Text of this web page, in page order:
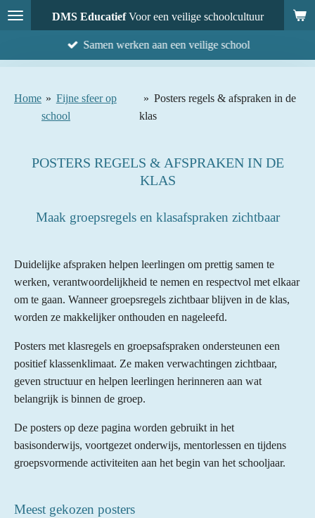
Ga
direct
DMS EducatiefVoor een veilige schoolcultuur
Samen werken aan een veilige school
Home » Fijne sfeer op
school
» Posters regels & afspraken in de
klas
POSTERS REGELS & AFSPRAKEN IN DE
KLAS
Maak groepsregels en klasafspraken zichtbaar
Duidelijke afspraken helpen leerlingen om prettig samen te
werken, verantwoordelijkheid te nemen en respectvol met elkaar
om te gaan. Wanneer groepsregels zichtbaar blijven in de klas,
worden ze makkelijker onthouden en nageleefd.
Posters met klasregels en groepsafspraken ondersteunen een
positief klassenklimaat. Ze maken verwachtingen zichtbaar,
geven structuur en helpen leerlingen herinneren aan wat
belangrijk is binnen de groep.
De posters op deze pagina worden gebruikt in het
basisonderwijs, voortgezet onderwijs, mentorlessen en tijdens
groepsvormende activiteiten aan het begin van het schooljaar.
Meest gekozen posters